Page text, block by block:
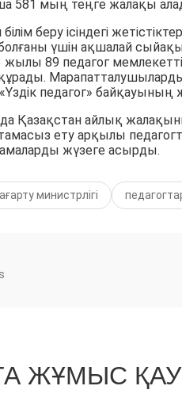
581 мың теңге жалақы
беру ісіндегі
үшін ақшалай
жылы 89 педагог
педагог»
Қазақстан айлық
ету арқылы
жүзеге асырды.
министрлігі
ЖҰМЫС